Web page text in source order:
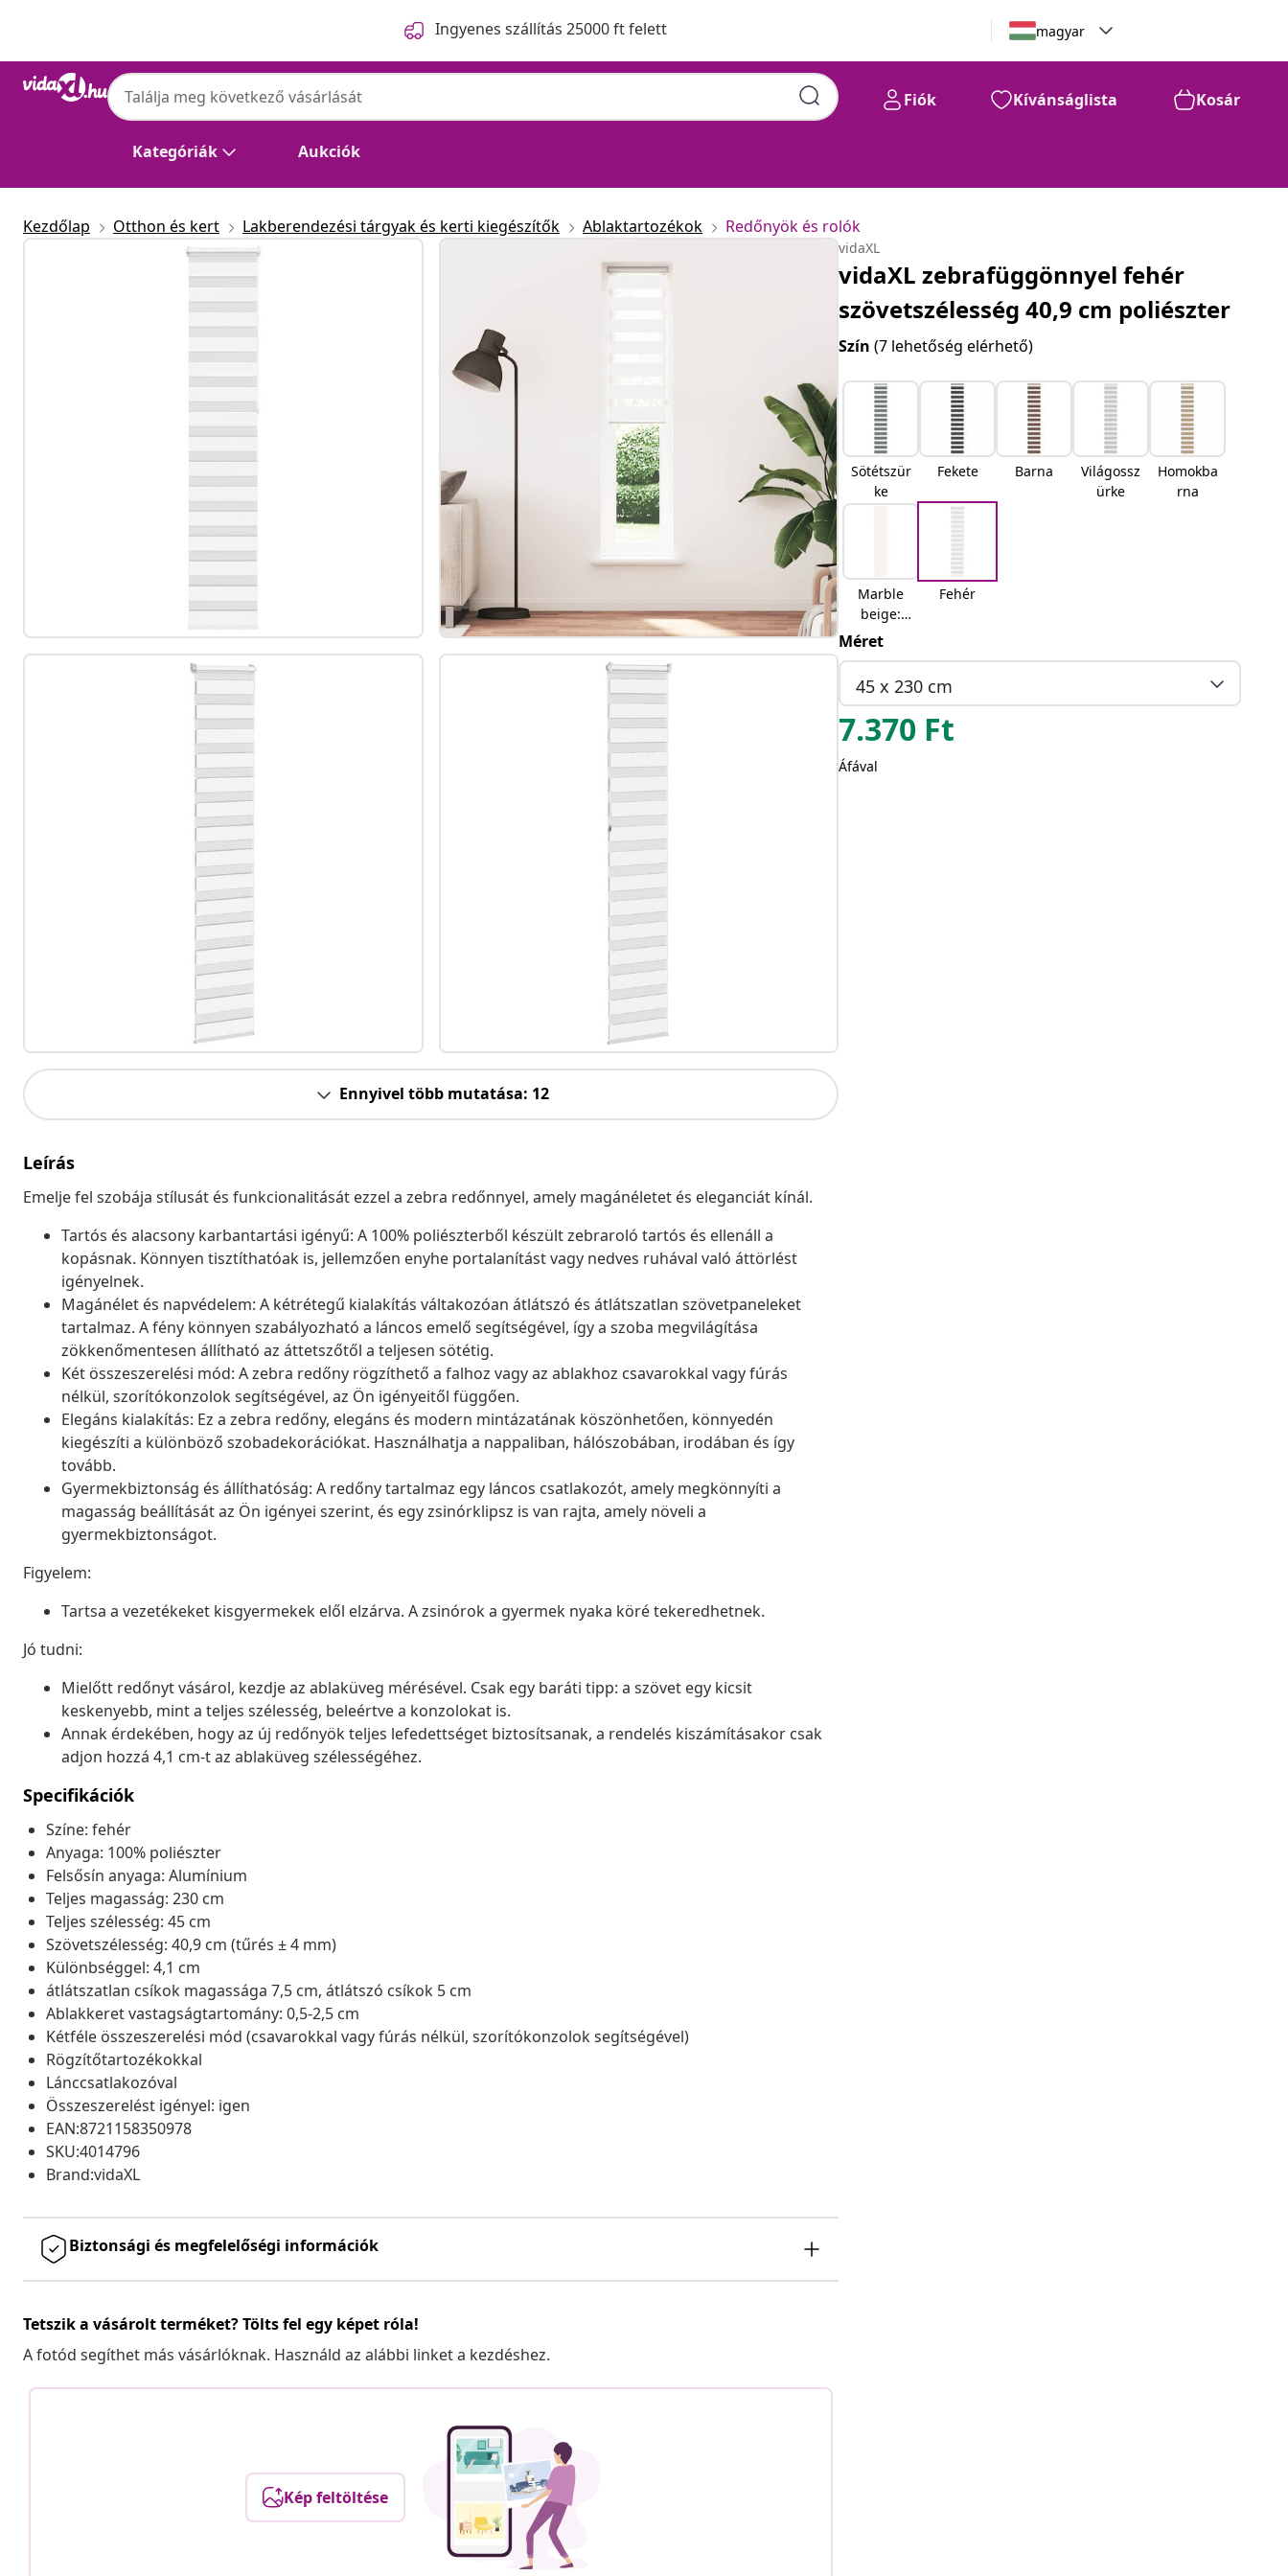
Ingyenes szállítás 25000 ft felett magyar
Kategóriák Aukciók
Fiók Kívánságlista Kosár
Kezdőlap Otthon és kert Lakberendezési tárgyak és kerti kiegészítők Ablaktartozékok Redőnyök és rolók
Ennyivel több mutatása: 12
Leírás
Emelje fel szobája stílusát és funkcionalitását ezzel a zebra redőnnyel, amely magánéletet és eleganciát kínál.
Tartós és alacsony karbantartási igényű: A 100% poliészterből készült zebraroló tartós és ellenáll a
kopásnak. Könnyen tisztíthatóak is, jellemzően enyhe portalanítást vagy nedves ruhával való áttörlést
igényelnek.
Magánélet és napvédelem: A kétrétegű kialakítás váltakozóan átlátszó és átlátszatlan szövetpaneleket
tartalmaz. A fény könnyen szabályozható a láncos emelő segítségével, így a szoba megvilágítása
zökkenőmentesen állítható az áttetszőtől a teljesen sötétig.
Két összeszerelési mód: A zebra redőny rögzíthető a falhoz vagy az ablakhoz csavarokkal vagy fúrás
nélkül, szorítókonzolok segítségével, az Ön igényeitől függően.
Elegáns kialakítás: Ez a zebra redőny, elegáns és modern mintázatának köszönhetően, könnyedén
kiegészíti a különböző szobadekorációkat. Használhatja a nappaliban, hálószobában, irodában és így
tovább.
Gyermekbiztonság és állíthatóság: A redőny tartalmaz egy láncos csatlakozót, amely megkönnyíti a
magasság beállítását az Ön igényei szerint, és egy zsinórklipsz is van rajta, amely növeli a
gyermekbiztonságot.
Figyelem:
Tartsa a vezetékeket kisgyermekek elől elzárva. A zsinórok a gyermek nyaka köré tekeredhetnek.
Jó tudni:
Mielőtt redőnyt vásárol, kezdje az ablaküveg mérésével. Csak egy baráti tipp: a szövet egy kicsit
keskenyebb, mint a teljes szélesség, beleértve a konzolokat is.
Annak érdekében, hogy az új redőnyök teljes lefedettséget biztosítsanak, a rendelés kiszámításakor csak
adjon hozzá 4,1 cm-t az ablaküveg szélességéhez.
Specifikációk
Színe: fehér
Anyaga: 100% poliészter
Felsősín anyaga: Alumínium
Teljes magasság: 230 cm
Teljes szélesség: 45 cm
Szövetszélesség: 40,9 cm (tűrés ± 4 mm)
Különbséggel: 4,1 cm
átlátszatlan csíkok magassága 7,5 cm, átlátszó csíkok 5 cm
Ablakkeret vastagságtartomány: 0,5-2,5 cm
Kétféle összeszerelési mód (csavarokkal vagy fúrás nélkül, szorítókonzolok segítségével)
Rögzítőtartozékokkal
Lánccsatlakozóval
Összeszerelést igényel: igen
EAN:8721158350978
SKU:4014796
Brand:vidaXL
Biztonsági és megfelelőségi információk
Tetszik a vásárolt terméket? Tölts fel egy képet róla!
A fotód segíthet más vásárlóknak. Használd az alábbi linket a kezdéshez.
Kép feltöltése
vidaXL
vidaXL zebrafüggönnyel fehér
szövetszélesség 40,9 cm poliészter
Szín(7 lehetőség elérhető)
Sötétszür
ke
Fekete Barna
Világossz
ürke
Homokba
rna
Marble
beige:
Márvány
Fehér
Méret
45 x 230 cm
7.370 Ft
Áfával